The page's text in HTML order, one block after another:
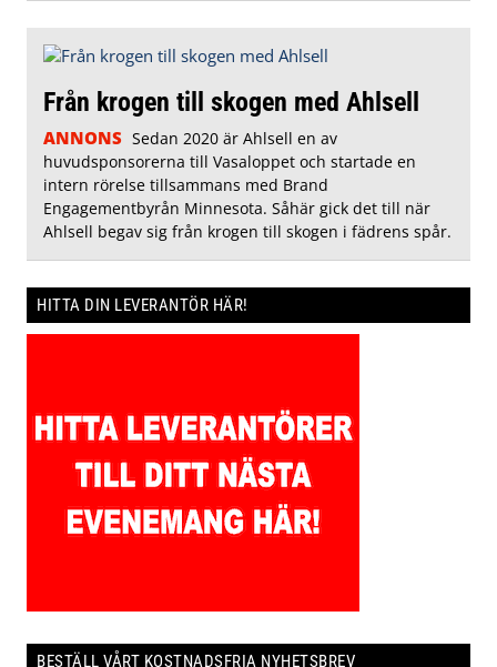
Från krogen till skogen med Ahlsell
ANNONS Sedan 2020 är Ahlsell en av
huvudsponsorerna till Vasaloppet och startade en
intern rörelse tillsammans med Brand
Engagementbyrån Minnesota. Såhär gick det till när
Ahlsell begav sig från krogen till skogen i fädrens spår.
HITTA DIN LEVERANTÖR HÄR!
BESTÄLL VÅRT KOSTNADSFRIA NYHETSBREV